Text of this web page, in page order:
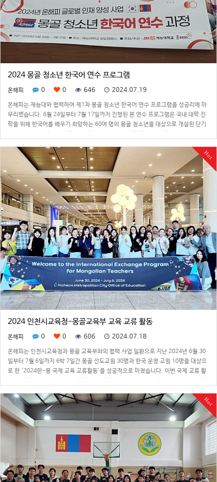
2024 몽골 청소년 한국어 연수 프로그램
온해피 0 0 646 2024.07.19
온해피는 재능대와 협력하여 제1차 몽골 청소년 한국어 연수 프로그램을 성공리에 마
무리했습니다. 6월 24일부터 7월 17일까지 진행된 본 연수 프로그램은 국내 대학 진
학을 위해 한국어를 배우기 희망하는 60여 명의 몽골 청소년을 대상으로 개설된 단기
Hot
2024 인천시교육청-몽골교육부 교육 교류 활동
온해피 0 0 606 2024.07.18
온해피는 인천시교육청과 몽골 교육부와의 협력 사업 일환으로 지난 2024년 6월 30
일부터 7월 6일까지 6박 7일간 몽골 선도교원 30명과 한국 운영 교원 10명을 대상으
로 한 ‘2024한-몽 국제 교육 교류활동’을 성공적으로 마쳤습니다. 이번 국제 교류 활
Hot